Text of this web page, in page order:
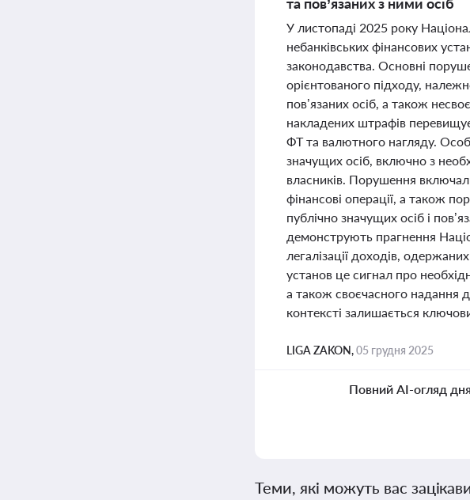
У листопаді 2025 року
небанківських фінансових
законодавства. Основні
орієнтованого підходу,
пов’язаних осіб, а також
накладених штрафів
ФТ та валютного нагляду.
значущих осіб, включно з
власників. Порушення
фінансові операції, а також
публічно значущих осіб і
демонструють прагнення
легалізації доходів,
установ це сигнал про
а також своєчасного надання
контексті залишається
LIGA ZAKON,05 грудня 2025
Повний AI-огляд дня
Теми, які можуть вас